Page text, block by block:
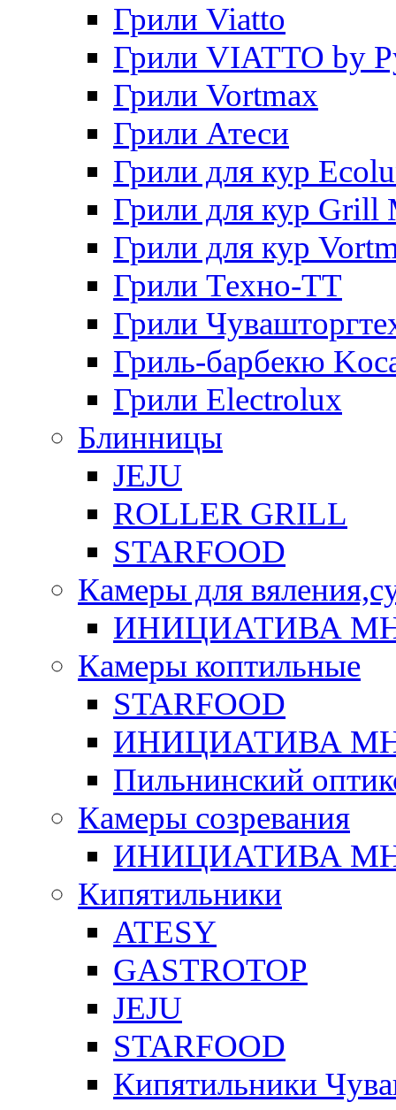
Грили Viatto
Грили VIATTO by
Грили Vortmax
Грили Атеси
Грили для кур
Грили для кур Grill
Грили для кур
Грили Техно-ТТ
Грили
Гриль-барбекю
Грили Electrolux
Блинницы
JEJU
ROLLER GRILL
STARFOOD
Камеры для
ИНИЦИАТИВА
Камеры коптильные
STARFOOD
ИНИЦИАТИВА
Пильнинский
Камеры созревания
ИНИЦИАТИВА
Кипятильники
ATESY
GASTROTOP
JEJU
STARFOOD
Кипятильники